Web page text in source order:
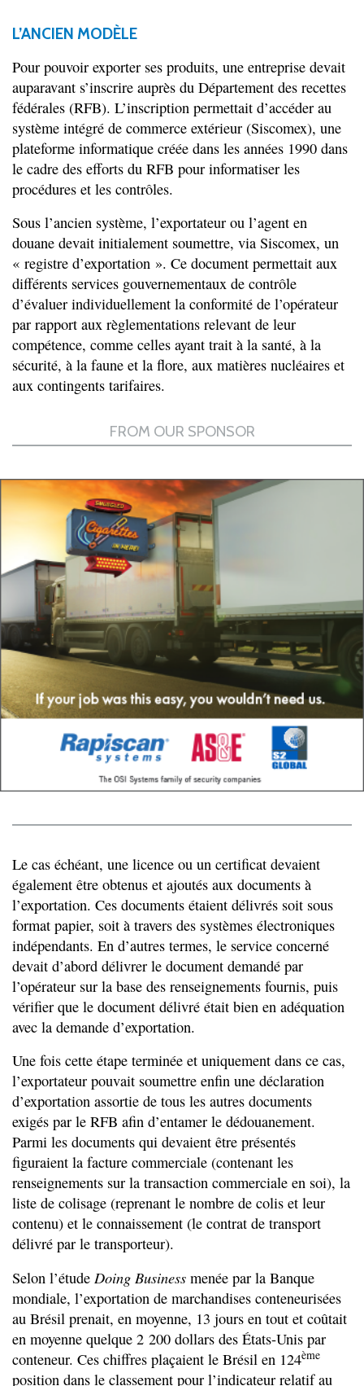
L’ANCIEN MODÈLE
Pour pouvoir exporter ses produits, une entreprise devait
auparavant s’inscrire auprès du Département des recettes
fédérales (RFB). L’inscription permettait d’accéder au
système intégré de commerce extérieur (Siscomex), une
plateforme informatique créée dans les années 1990 dans
le cadre des efforts du RFB pour informatiser les
procédures et les contrôles.
Sous l’ancien système, l’exportateur ou l’agent en
douane devait initialement soumettre, via Siscomex, un
« registre d’exportation ». Ce document permettait aux
différents services gouvernementaux de contrôle
d’évaluer individuellement la conformité de l’opérateur
par rapport aux règlementations relevant de leur
compétence, comme celles ayant trait à la santé, à la
sécurité, à la faune et la flore, aux matières nucléaires et
aux contingents tarifaires.
Le cas échéant, une licence ou un certificat devaient
également être obtenus et ajoutés aux documents à
l’exportation. Ces documents étaient délivrés soit sous
format papier, soit à travers des systèmes électroniques
indépendants. En d’autres termes, le service concerné
devait d’abord délivrer le document demandé par
l’opérateur sur la base des renseignements fournis, puis
vérifier que le document délivré était bien en adéquation
avec la demande d’exportation.
Une fois cette étape terminée et uniquement dans ce cas,
l’exportateur pouvait soumettre enfin une déclaration
d’exportation assortie de tous les autres documents
exigés par le RFB afin d’entamer le dédouanement.
Parmi les documents qui devaient être présentés
figuraient la facture commerciale (contenant les
renseignements sur la transaction commerciale en soi), la
liste de colisage (reprenant le nombre de colis et leur
contenu) et le connaissement (le contrat de transport
délivré par le transporteur).
Selon l’étude Doing Business menée par la Banque
mondiale, l’exportation de marchandises conteneurisées
au Brésil prenait, en moyenne, 13 jours en tout et coûtait
en moyenne quelque 2 200 dollars des États-Unis par
conteneur. Ces chiffres plaçaient le Brésil en 124ème
position dans le classement pour l’indicateur relatif au